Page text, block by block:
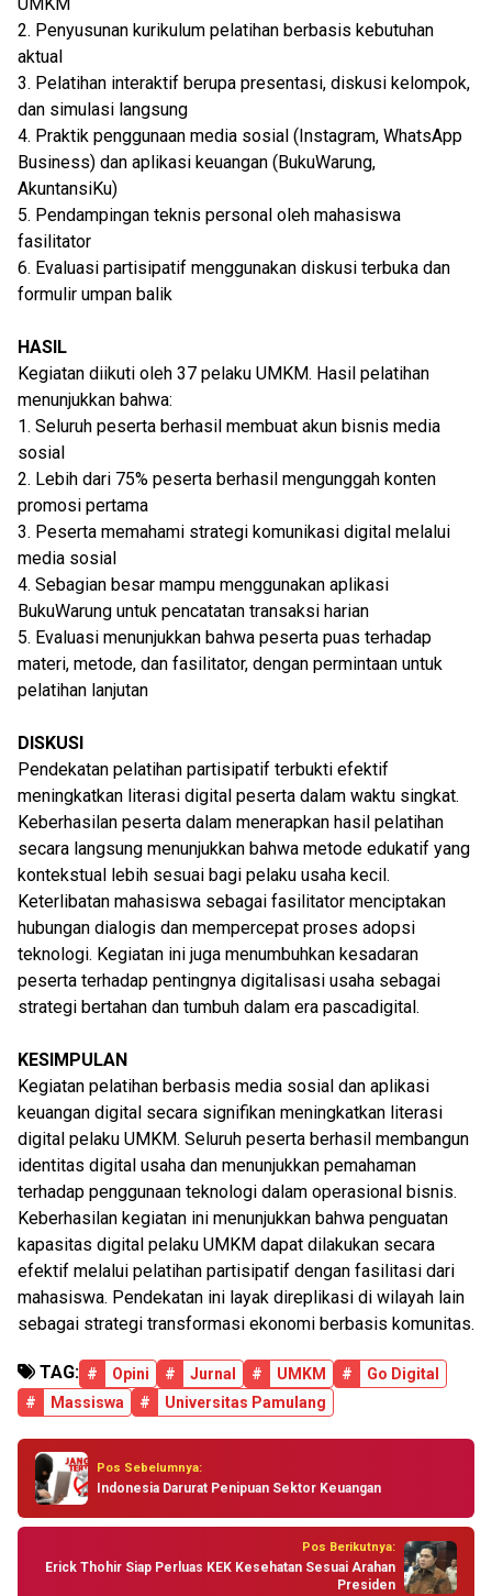
2. Penyusunan kurikulum pelatihan berbasis kebutuhan
aktual
3. Pelatihan interaktif berupa presentasi, diskusi kelompok,
dan simulasi langsung
4. Praktik penggunaan media sosial (Instagram, WhatsApp
Business) dan aplikasi keuangan (BukuWarung,
AkuntansiKu)
5. Pendampingan teknis personal oleh mahasiswa
fasilitator
6. Evaluasi partisipatif menggunakan diskusi terbuka dan
formulir umpan balik
HASIL
Kegiatan diikuti oleh 37 pelaku UMKM. Hasil pelatihan
menunjukkan bahwa:
1. Seluruh peserta berhasil membuat akun bisnis media
sosial
2. Lebih dari 75% peserta berhasil mengunggah konten
promosi pertama
3. Peserta memahami strategi komunikasi digital melalui
media sosial
4. Sebagian besar mampu menggunakan aplikasi
BukuWarung untuk pencatatan transaksi harian
5. Evaluasi menunjukkan bahwa peserta puas terhadap
materi, metode, dan fasilitator, dengan permintaan untuk
pelatihan lanjutan
DISKUSI
Pendekatan pelatihan partisipatif terbukti efektif
meningkatkan literasi digital peserta dalam waktu singkat.
Keberhasilan peserta dalam menerapkan hasil pelatihan
secara langsung menunjukkan bahwa metode edukatif yang
kontekstual lebih sesuai bagi pelaku usaha kecil.
Keterlibatan mahasiswa sebagai fasilitator menciptakan
hubungan dialogis dan mempercepat proses adopsi
teknologi. Kegiatan ini juga menumbuhkan kesadaran
peserta terhadap pentingnya digitalisasi usaha sebagai
strategi bertahan dan tumbuh dalam era pascadigital.
KESIMPULAN
Kegiatan pelatihan berbasis media sosial dan aplikasi
keuangan digital secara signifikan meningkatkan literasi
digital pelaku UMKM. Seluruh peserta berhasil membangun
identitas digital usaha dan menunjukkan pemahaman
terhadap penggunaan teknologi dalam operasional bisnis.
Keberhasilan kegiatan ini menunjukkan bahwa penguatan
kapasitas digital pelaku UMKM dapat dilakukan secara
efektif melalui pelatihan partisipatif dengan fasilitasi dari
mahasiswa. Pendekatan ini layak direplikasi di wilayah lain
sebagai strategi transformasi ekonomi berbasis komunitas.
TAG: # Opini # Jurnal # UMKM #
Go Digital
#
Massiswa # Universitas Pamulang
Pos Sebelumnya:
Indonesia Darurat Penipuan Sektor Keuangan
Pos Berikutnya:
Erick Thohir Siap Perluas KEK Kesehatan Sesuai Arahan
Presiden